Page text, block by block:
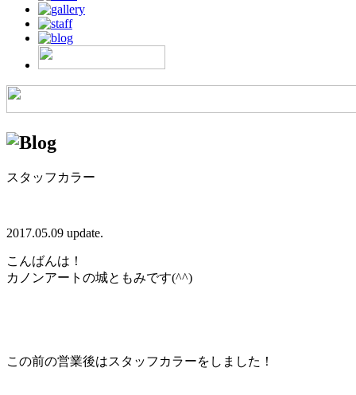
スタッフカラー
2017.05.09 update.
こんばんは！
カノンアートの城ともみです(^^)
この前の営業後はスタッフカラーをしました！